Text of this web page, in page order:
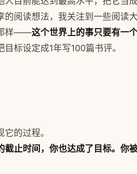
阅读想法，我关注到一些阅读
那样——这个世界上的事只要有一
标设定成1年写100篇书评。
的过程。
截止时间，你也达成了目标。